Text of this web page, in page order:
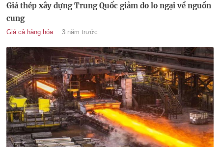
Giá thép xây dựng Trung Quốc giảm do lo ngại về nguồn
cung
Giá cả hàng hóa 3 năm trước